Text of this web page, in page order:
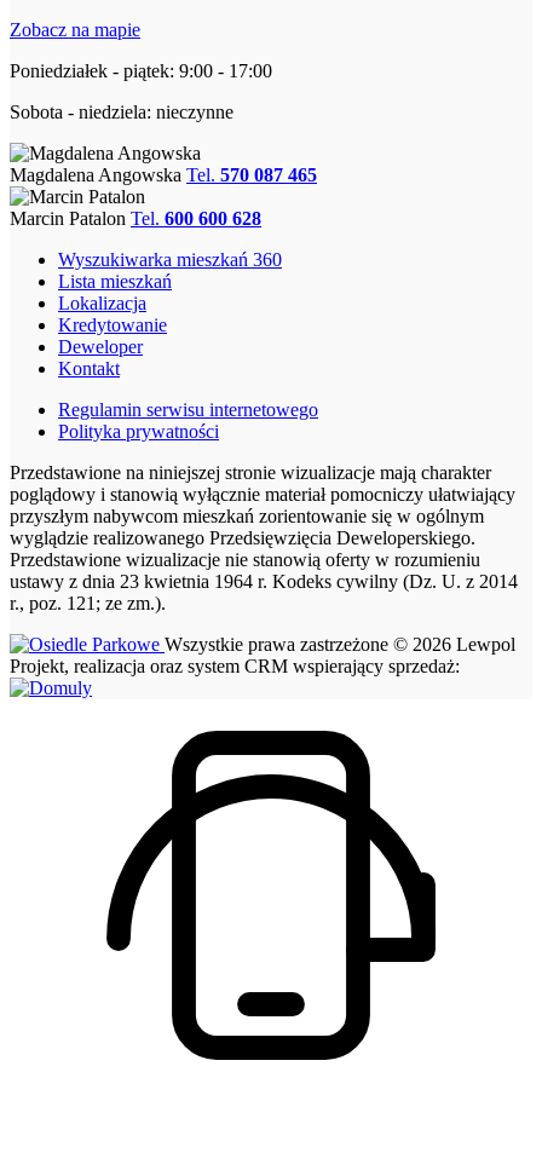
Zobacz na mapie
Poniedziałek - piątek: 9:00 - 17:00
Sobota - niedziela: nieczynne
Magdalena Angowska Tel. 570 087 465
Marcin Patalon Tel. 600 600 628
Wyszukiwarka mieszkań 360
Lista mieszkań
Lokalizacja
Kredytowanie
Deweloper
Kontakt
Regulamin serwisu internetowego
Polityka prywatności
Przedstawione na niniejszej stronie wizualizacje mają charakter
poglądowy i stanowią wyłącznie materiał pomocniczy ułatwiający
przyszłym nabywcom mieszkań zorientowanie się w ogólnym
wyglądzie realizowanego Przedsięwzięcia Deweloperskiego.
Przedstawione wizualizacje nie stanowią oferty w rozumieniu
ustawy z dnia 23 kwietnia 1964 r. Kodeks cywilny (Dz. U. z 2014
r., poz. 121; ze zm.).
Wszystkie prawa zastrzeżone © 2026 Lewpol
Projekt, realizacja oraz system CRM wspierający sprzedaż: